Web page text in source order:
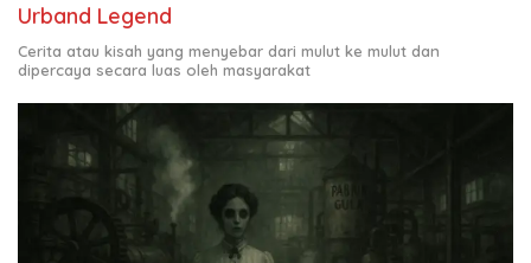
Urband Legend
Cerita atau kisah yang menyebar dari mulut ke mulut dan
dipercaya secara luas oleh masyarakat